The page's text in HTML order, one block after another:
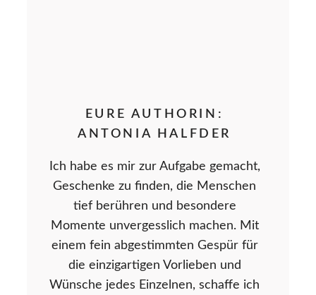
EURE AUTHORIN:
ANTONIA HALFDER
Ich habe es mir zur Aufgabe gemacht,
Geschenke zu finden, die Menschen
tief berühren und besondere
Momente unvergesslich machen. Mit
einem fein abgestimmten Gespür für
die einzigartigen Vorlieben und
Wünsche jedes Einzelnen, schaffe ich